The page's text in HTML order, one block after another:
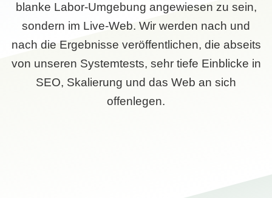
blanke Labor-Umgebung angewiesen zu sein,
sondern im Live-Web. Wir werden nach und
nach die Ergebnisse veröffentlichen, die abseits
von unseren Systemtests, sehr tiefe Einblicke in
SEO, Skalierung und das Web an sich
offenlegen.